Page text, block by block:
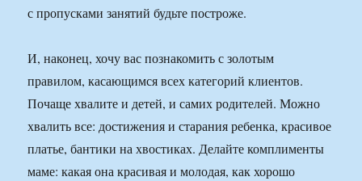
с пропусками занятий будьте построже.
И, наконец, хочу вас познакомить с золотым
правилом, касающимся всех категорий клиентов.
Почаще хвалите и детей, и самих родителей. Можно
хвалить все: достижения и старания ребенка, красивое
платье, бантики на хвостиках. Делайте комплименты
маме: какая она красивая и молодая, как хорошо